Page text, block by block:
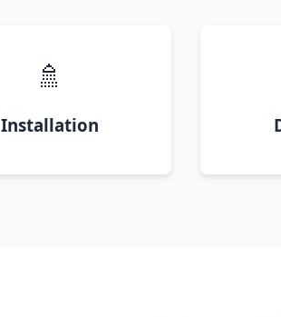
🚿
Installation